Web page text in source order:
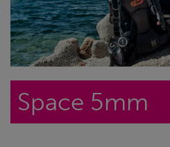
Space 5mm